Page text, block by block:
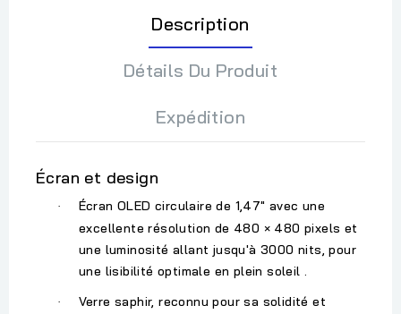
Description
Détails Du Produit
Expédition
Écran et design
· Écran OLED circulaire de 1,47″ avec une
excellente résolution de 480 × 480 pixels et
une luminosité allant jusqu'à 3000 nits, pour
une lisibilité optimale en plein soleil .
· Verresaphir, reconnu pour sa solidité et